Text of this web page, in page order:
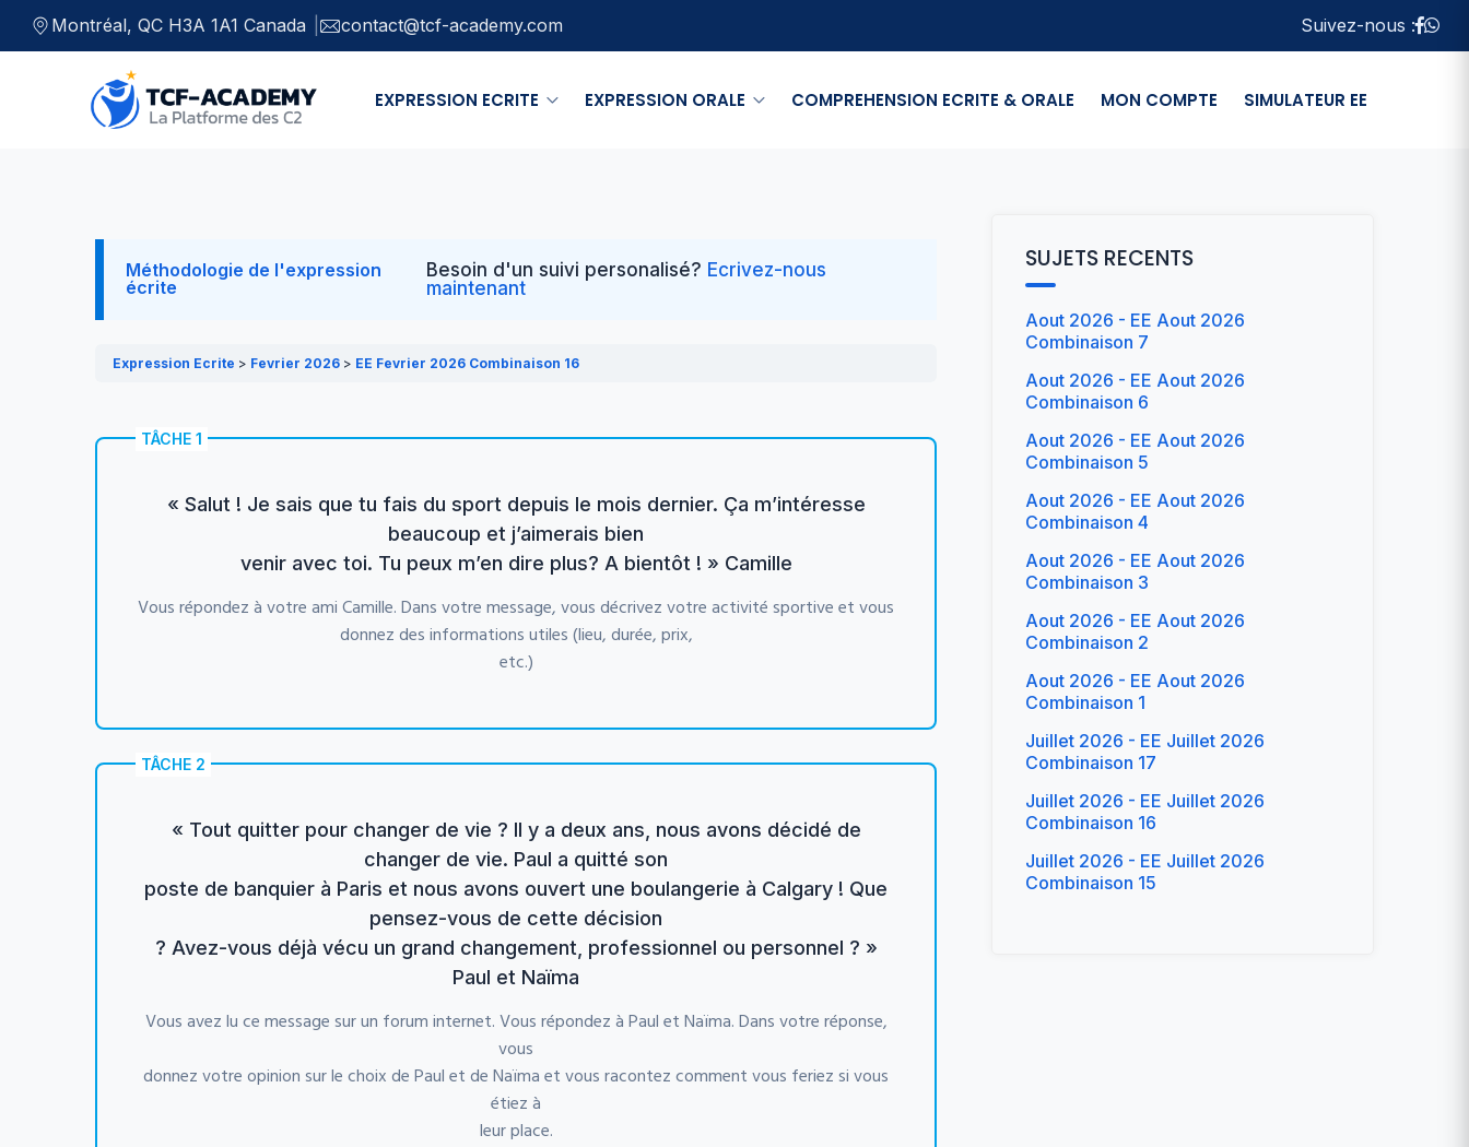
Montréal, QC H3A 1A1 Canada contact@tcf-academy.com Suivez-nous :
EXPRESSION ECRITE EXPRESSION ORALE COMPREHENSION ECRITE & ORALE MON COMPTE SIMULATEUR EE
Méthodologie de l'expression
écrite
Besoin d'un suivi personalisé? Ecrivez-nous
maintenant
Expression Ecrite Fevrier 2026 EE Fevrier 2026 Combinaison 16
TÂCHE 1
« Salut ! Je sais que tu fais du sport depuis le mois dernier. Ça m’intéresse
beaucoup et j’aimerais bien
venir avec toi. Tu peux m’en dire plus? A bientôt ! » Camille
Vous répondez à votre ami Camille. Dans votre message, vous décrivez votre activité sportive et vous
donnez des informations utiles (lieu, durée, prix,
etc.)
TÂCHE 2
« Tout quitter pour changer de vie ? Il y a deux ans, nous avons décidé de
changer de vie. Paul a quitté son
poste de banquier à Paris et nous avons ouvert une boulangerie à Calgary ! Que
pensez-vous de cette décision
? Avez-vous déjà vécu un grand changement, professionnel ou personnel ? »
Paul et Naïma
Vous avez lu ce message sur un forum internet. Vous répondez à Paul et Naïma. Dans votre réponse,
vous
donnez votre opinion sur le choix de Paul et de Naïma et vous racontez comment vous feriez si vous
étiez à
leur place.
SUJETS RECENTS
Aout 2026 - EE Aout 2026
Combinaison 7
Aout 2026 - EE Aout 2026
Combinaison 6
Aout 2026 - EE Aout 2026
Combinaison 5
Aout 2026 - EE Aout 2026
Combinaison 4
Aout 2026 - EE Aout 2026
Combinaison 3
Aout 2026 - EE Aout 2026
Combinaison 2
Aout 2026 - EE Aout 2026
Combinaison 1
Juillet 2026 - EE Juillet 2026
Combinaison 17
Juillet 2026 - EE Juillet 2026
Combinaison 16
Juillet 2026 - EE Juillet 2026
Combinaison 15